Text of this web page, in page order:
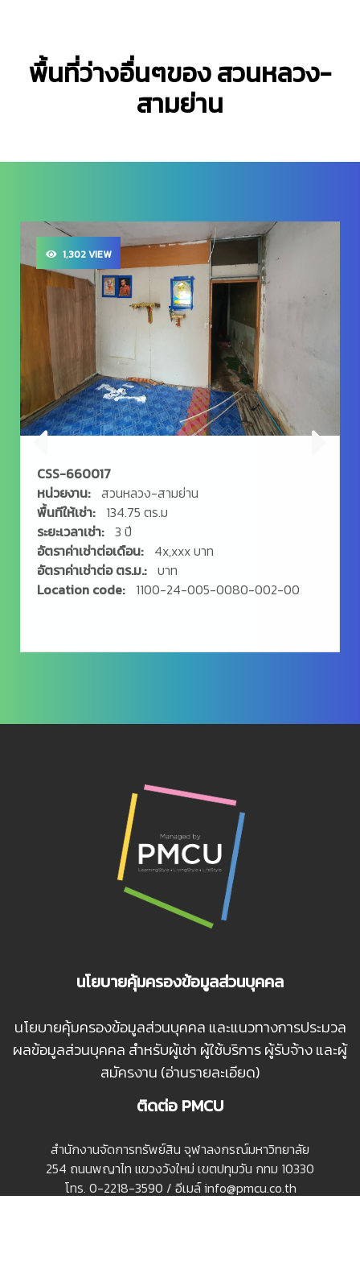
พื้นที่ว่างอื่นๆของ สวนหลวง-
สามย่าน
1,302 VIEW
CSS-660017
หน่วยงาน: สวนหลวง-สามย่าน
พื้นทีให้เช่า:
134.75 ตร.ม
ระยะเวลาเช่า: 3 ปี
อัตราค่าเช่าต่อเดือน:
4x,xxx บาท
อัตราค่าเช่าต่อ ตร.ม.: บาท
Location code:
1100-24-005-0080-002-00
นโยบายคุ้มครองข้อมูลส่วนบุคคล
นโยบายคุ้มครองข้อมูลส่วนบุคคล และแนวทางการประมวล
ผลข้อมูลส่วนบุคคล สำหรับผู้เช่า ผู้ใช้บริการ ผู้รับจ้าง และผู้
สมัครงาน (อ่านรายละเอียด)
ติดต่อ PMCU
สํานักงานจัดการทรัพย์สิน จุฬาลงกรณ์มหาวิทยาลัย
254 ถนนพญาไท แขวงวังใหม่ เขตปทุมวัน กทม 10330
โทร. 0-2218-3590 / อีเมล์ info@pmcu.co.th